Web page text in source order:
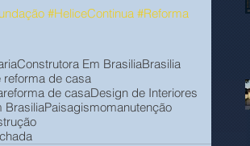
#HeliceContinua #Reforma
Construtora Em BrasiliaBrasilia
de casa
reforma de casaDesign de Interiores
BrasiliaPaisagismomanutenção